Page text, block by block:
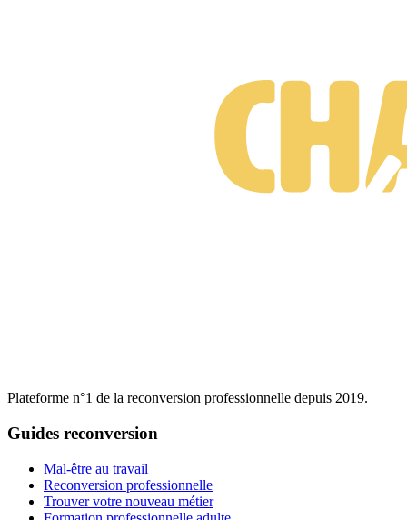
Plateforme n°1 de la reconversion professionnelle depuis 2019.
Guides reconversion
Mal-être au travail
Reconversion professionnelle
Trouver votre nouveau métier